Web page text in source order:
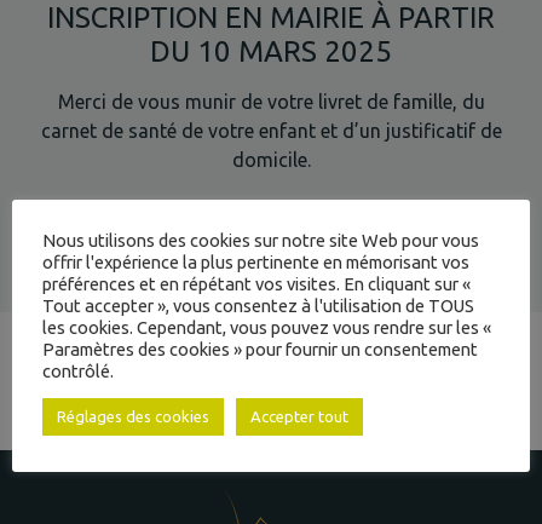
INTERCOMMUNALITÉ
& ACTION SOCIALE
INSCRIPTION EN MAIRIE À PARTIR
DU 10 MARS 2025
Merci de vous munir de votre livret de famille, du
carnet de santé de votre enfant et d’un justificatif de
domicile.
FLYER RENTRÉE SCOLAIRE 2025/2026
Nous utilisons des cookies sur notre site Web pour vous
offrir l'expérience la plus pertinente en mémorisant vos
préférences et en répétant vos visites. En cliquant sur «
Tout accepter », vous consentez à l'utilisation de TOUS
les cookies. Cependant, vous pouvez vous rendre sur les «
Paramètres des cookies » pour fournir un consentement
contrôlé.
Réglages des cookies Accepter tout